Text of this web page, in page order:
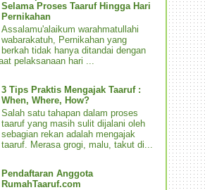
Selama Proses Taaruf Hingga Hari
Pernikahan
Assalamu'alaikum warahmatullahi
wabarakatuh, Pernikahan yang
berkah tidak hanya ditandai dengan
pelaksanaan hari ...
3 Tips Praktis Mengajak Taaruf :
When, Where, How?
Salah satu tahapan dalam proses
taaruf yang masih sulit dijalani oleh
sebagian rekan adalah mengajak
taaruf. Merasa grogi, malu, takut di...
Pendaftaran Anggota
RumahTaaruf.com